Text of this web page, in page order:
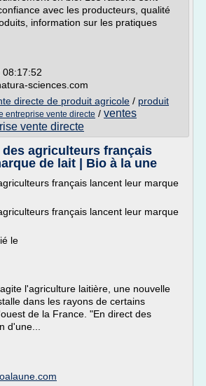
avec les producteurs, qualité
information sur les pratiques
08:17:52
sciences.com
directe de produit agricole / produit
entreprise vente directe / ventes
vente directe
agriculteurs français
de lait | Bio à la une
français lancent leur marque
français lancent leur marque
le
l'agriculture laitière, une nouvelle
dans les rayons de certains
de la France. "En direct des
d'une...